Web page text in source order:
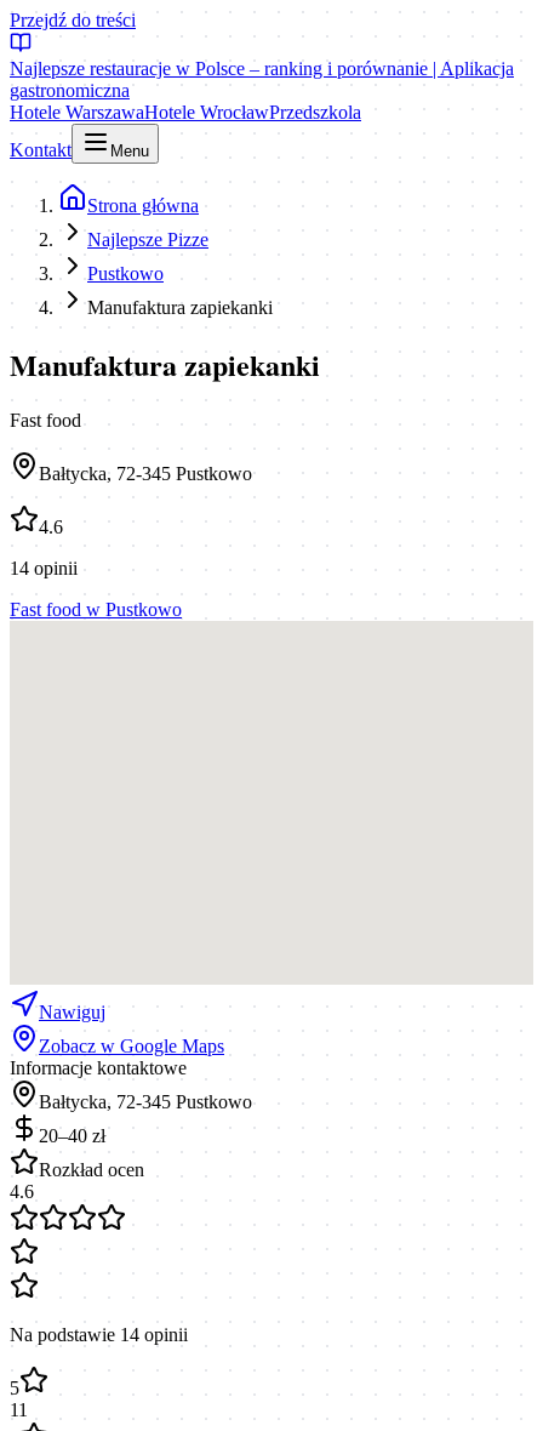
Przejdź do treści
Najlepsze restauracje w Polsce – ranking i porównanie | Aplikacja
gastronomiczna
Hotele WarszawaHotele WrocławPrzedszkola
Kontakt
Menu
Strona główna
Najlepsze Pizze
Pustkowo
Manufaktura zapiekanki
Manufaktura zapiekanki
Fast food
Bałtycka, 72-345 Pustkowo
4.6
14 opinii
Fast food w Pustkowo
Nawiguj
Zobacz w Google Maps
Informacje kontaktowe
Bałtycka, 72-345 Pustkowo
20–40 zł
Rozkład ocen
4.6
Na podstawie 14 opinii
5
11